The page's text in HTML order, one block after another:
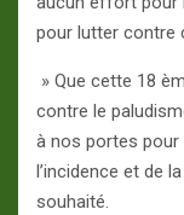
pour lutter contre
» Que cette 18
contre le
à nos portes pour
l’incidence et de
souhaité.